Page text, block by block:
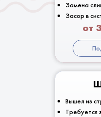
от
Замена
Засор в
Вышел из
Требуется